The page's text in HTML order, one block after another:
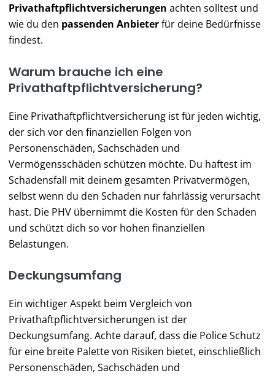
Privathaftpflichtversicherungen achten solltest und
wie du den passenden Anbieterfür deine Bedürfnisse
findest.
Warum brauche ich eine
Privathaftpflichtversicherung?
Eine Privathaftpflichtversicherung ist für jeden wichtig,
der sich vor den finanziellen Folgen von
Personenschäden, Sachschäden und
Vermögensschäden schützen möchte. Du haftest im
Schadensfall mit deinem gesamten Privatvermögen,
selbst wenn du den Schaden nur fahrlässig verursacht
hast. Die PHV übernimmt die Kosten für den Schaden
und schützt dich so vor hohen finanziellen
Belastungen.
Deckungsumfang
Ein wichtiger Aspekt beim Vergleich von
Privathaftpflichtversicherungen ist der
Deckungsumfang. Achte darauf, dass die Police Schutz
für eine breite Palette von Risiken bietet, einschließlich
Personenschäden, Sachschäden und